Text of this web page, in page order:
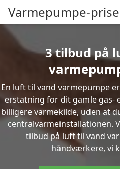
Varmepumpe-
3 tilbud på
En luft til vand varmepumpe
erstatning for dit gamle gas-
billigere varmekilde, uden at
centralvarmeinstallationen.
tilbud på luft til vand
håndværkere, vi